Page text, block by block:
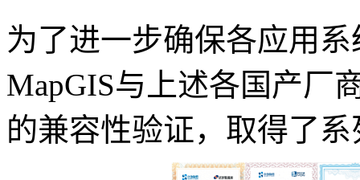
为了进一步确保各应用
MapGIS与上述各国产厂
的兼容性验证，取得了